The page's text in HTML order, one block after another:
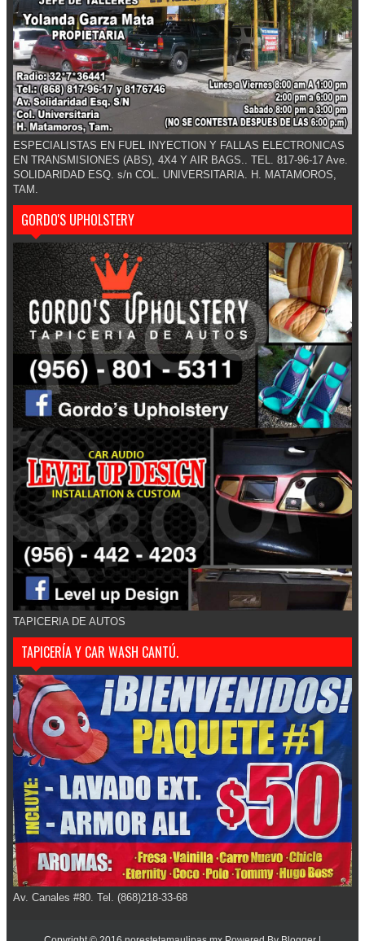
ESPECIALISTAS EN FUEL INYECTION Y FALLAS ELECTRONICAS
EN TRANSMISIONES (ABS), 4X4 Y AIR BAGS.. TEL. 817-96-17 Ave.
SOLIDARIDAD ESQ. s/n COL. UNIVERSITARIA. H. MATAMOROS,
TAM.
GORDO'S UPHOLSTERY
TAPICERIA DE AUTOS
TAPICERÍA Y CAR WASH CANTÚ.
Av. Canales #80. Tel. (868)218-33-68